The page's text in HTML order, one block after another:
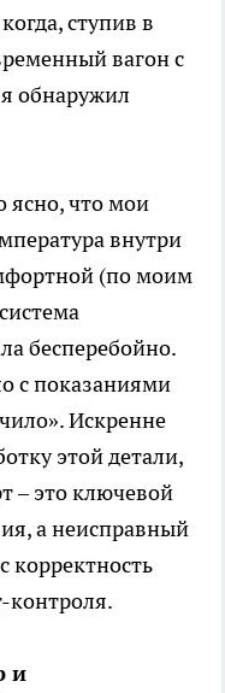
ступив в
вагон с
обнаружил
ясно, что мои
внутри
(по моим
бесперебойно.
с показаниями
Искренне
этой детали,
– это ключевой
а неисправный
корректность
контроля.
и